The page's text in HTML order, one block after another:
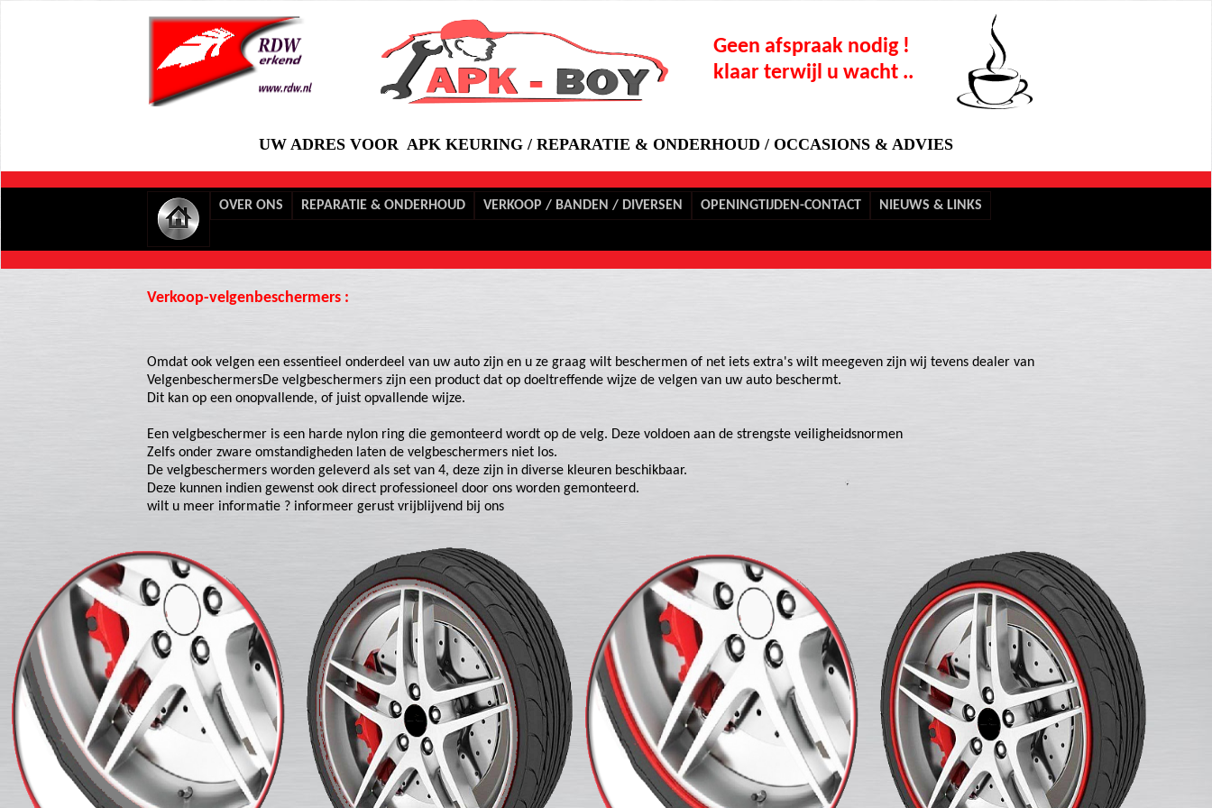
Geen afspraak nodig !
klaar terwijl u wacht ..
UW ADRES VOOR APK KEURING / REPARATIE & ONDERHOUD / OCCASIONS & ADVIES
OVER ONS REPARATIE & ONDERHOUD VERKOOP / BANDEN / DIVERSEN OPENINGTIJDEN-CONTACT NIEUWS & LINKS
Verkoop-velgenbeschermers :
Omdat ook velgen een essentieel onderdeel van uw auto zijn en u ze graag wilt beschermen of net iets extra's wilt meegeven zijn wij tevens dealer van
VelgenbeschermersDe velgbeschermers zijn een product dat op doeltreffende wijze de velgen van uw auto beschermt.
Dit kan op een onopvallende, of juist opvallende wijze.
Een velgbeschermer is een harde nylon ring die gemonteerd wordt op de velg. Deze voldoen aan de strengste veiligheidsnormen
Zelfs onder zware omstandigheden laten de velgbeschermers niet los.
De velgbeschermers worden geleverd als set van 4, deze zijn in diverse kleuren beschikbaar.
Deze kunnen indien gewenst ook direct professioneel door ons worden gemonteerd.
wilt u meer informatie ? informeer gerust vrijblijvend bij ons